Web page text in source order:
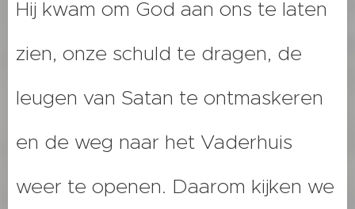
Hij kwam om God aan ons te laten
zien, onze schuld te dragen, de
leugen van Satan te ontmaskeren
en de weg naar het Vaderhuis
weer te openen. Daarom kijken we